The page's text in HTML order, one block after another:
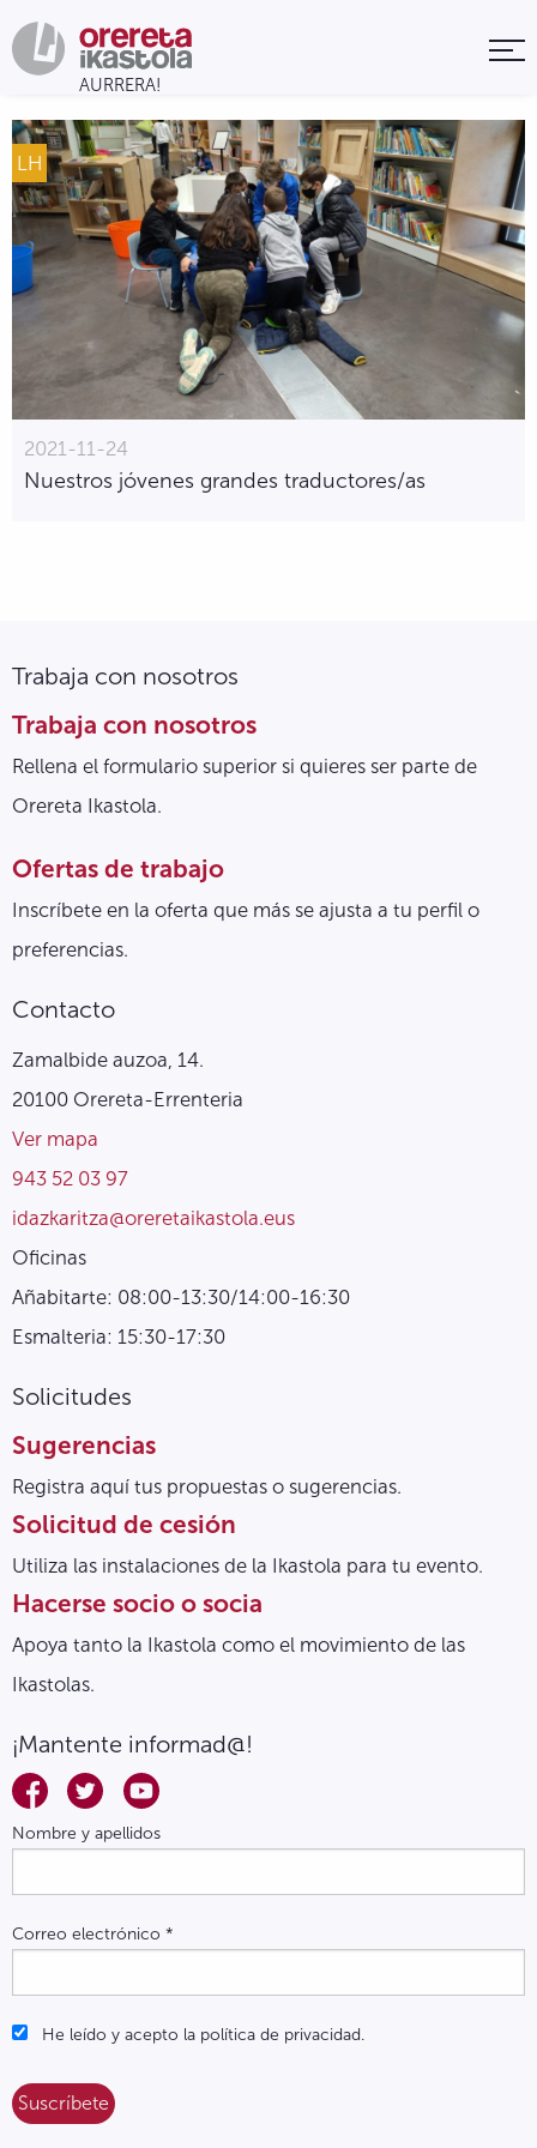
LH
2021-11-24
Nuestros jóvenes grandes traductores/as
Trabaja con nosotros
Trabaja con nosotros
Rellena el formulario superior si quieres ser parte de
Orereta Ikastola.
Ofertas de trabajo
Inscríbete en la oferta que más se ajusta a tu perfil o
preferencias.
Contacto
Zamalbide auzoa, 14.
20100 Orereta-Errenteria
Ver mapa
943 52 03 97
idazkaritza@oreretaikastola.eus
Oficinas
Añabitarte: 08:00-13:30/14:00-16:30
Esmalteria: 15:30-17:30
Solicitudes
Sugerencias
Registra aquí tus propuestas o sugerencias.
Solicitud de cesión
Utiliza las instalaciones de la Ikastola para tu evento.
Hacerse socio o socia
Apoya tanto la Ikastola como el movimiento de las
Ikastolas.
¡Mantente informad@!
Nombre y apellidos
Correo electrónico *
He leído y acepto la política de privacidad.